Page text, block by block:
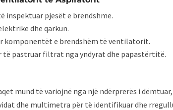
inspektuar pjesët e brendshme.
dhe qarkun.
komponentët e brendshëm të ventilatorit.
të pastruar filtrat nga yndyrat dhe papastërtitë.
mund të variojnë nga një ndërprerës i
dhe multimetra për të identifikuar dhe